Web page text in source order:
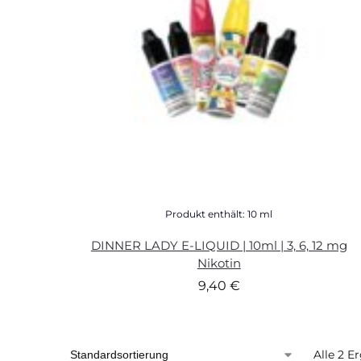
Produkt enthält: 10 ml
DINNER LADY E-LIQUID | 10ml | 3, 6, 12 mg
Nikotin
9,40 €
Alle 2